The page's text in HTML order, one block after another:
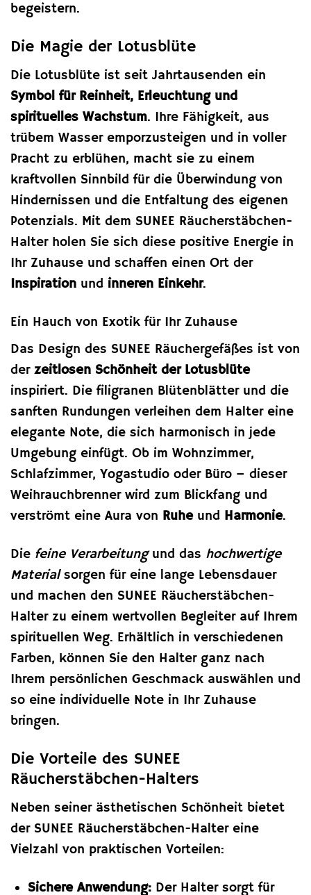
begeistern.
Die Magie der Lotusblüte
Die Lotusblüte ist seit Jahrtausenden ein
Symbol für Reinheit, Erleuchtung und
spirituelles Wachstum. Ihre Fähigkeit, aus
trübem Wasser emporzusteigen und in voller
Pracht zu erblühen, macht sie zu einem
kraftvollen Sinnbild für die Überwindung von
Hindernissen und die Entfaltung des eigenen
Potenzials. Mit dem SUNEE Räucherstäbchen-
Halter holen Sie sich diese positive Energie in
Ihr Zuhause und schaffen einen Ort der
Inspiration und inneren Einkehr.
Ein Hauch von Exotik für Ihr Zuhause
Das Design des SUNEE Räuchergefäßes ist von
der zeitlosen Schönheit der Lotusblüte
inspiriert. Die filigranen Blütenblätter und die
sanften Rundungen verleihen dem Halter eine
elegante Note, die sich harmonisch in jede
Umgebung einfügt. Ob im Wohnzimmer,
Schlafzimmer, Yogastudio oder Büro – dieser
Weihrauchbrenner wird zum Blickfang und
verströmt eine Aura von Ruheund Harmonie.
Die feine Verarbeitungund das hochwertige
Materialsorgen für eine lange Lebensdauer
und machen den SUNEE Räucherstäbchen-
Halter zu einem wertvollen Begleiter auf Ihrem
spirituellen Weg. Erhältlich in verschiedenen
Farben, können Sie den Halter ganz nach
Ihrem persönlichen Geschmack auswählen und
so eine individuelle Note in Ihr Zuhause
bringen.
Die Vorteile des SUNEE
Räucherstäbchen-Halters
Neben seiner ästhetischen Schönheit bietet
der SUNEE Räucherstäbchen-Halter eine
Vielzahl von praktischen Vorteilen:
Sichere Anwendung:Der Halter sorgt für